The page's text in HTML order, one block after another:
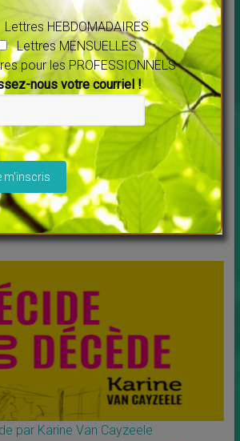
2025 Maitre Saint Germain
DU MONDE NOUVEAU
ce message cliquer sur ce lien :
[…]
par Karine Van Cayzeele
Lettres HEBDOMADAIRES
Lettres MENSUELLES
pour les PROFESSIONNELS
nous votre courriel !
champ vide.